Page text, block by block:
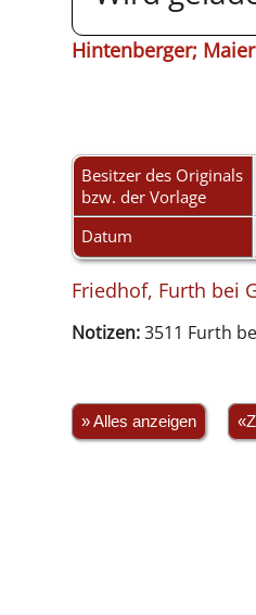
Hintenberger; Maier
Besitzer des Originals
bzw. der Vorlage
Datum
Friedhof, Furth bei
Notizen:3511 Furth
» Alles anzeigen